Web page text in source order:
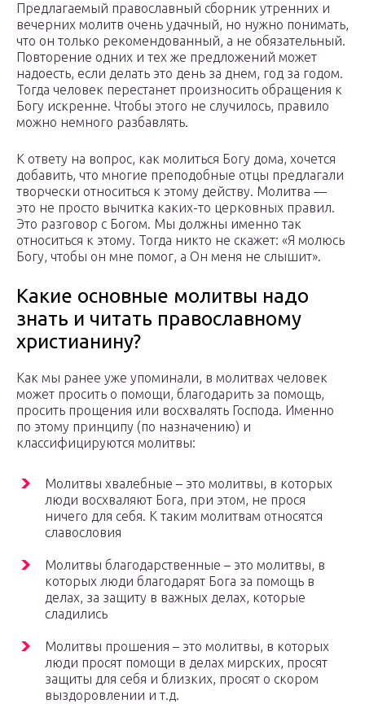
Предлагаемый православный сборник утренних и
вечерних молитв очень удачный, но нужно понимать,
что он только рекомендованный, а не обязательный.
Повторение одних и тех же предложений может
надоесть, если делать это день за днем, год за годом.
Тогда человек перестанет произносить обращения к
Богу искренне. Чтобы этого не случилось, правило
можно немного разбавлять.
К ответу на вопрос, как молиться Богу дома, хочется
добавить, что многие преподобные отцы предлагали
творчески относиться к этому действу. Молитва —
это не просто вычитка каких-то церковных правил.
Это разговор с Богом. Мы должны именно так
относиться к этому. Тогда никто не скажет: «Я молюсь
Богу, чтобы он мне помог, а Он меня не слышит».
Какие основные молитвы надо
знать и читать православному
христианину?
Как мы ранее уже упоминали, в молитвах человек
может просить о помощи, благодарить за помощь,
просить прощения или восхвалять Господа. Именно
по этому принципу (по назначению) и
классифицируются молитвы:
Молитвы хвалебные – это молитвы, в которых
люди восхваляют Бога, при этом, не прося
ничего для себя. К таким молитвам относятся
славословия
Молитвы благодарственные – это молитвы, в
которых люди благодарят Бога за помощь в
делах, за защиту в важных делах, которые
сладились
Молитвы прошения – это молитвы, в которых
люди просят помощи в делах мирских, просят
защиты для себя и близких, просят о скором
выздоровлении и т.д.